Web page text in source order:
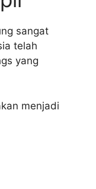
sangat
telah
yang
menjadi